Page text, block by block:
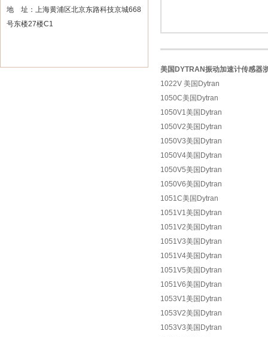
地 址：上海黄浦区北京东路科技京城668
号东楼27楼C1
美国DYTRAN振动加速计传感器
1022V 美国Dytran
1050C美国Dytran
1050V1美国Dytran
1050V2美国Dytran
1050V3美国Dytran
1050V4美国Dytran
1050V5美国Dytran
1050V6美国Dytran
1051C美国Dytran
1051V1美国Dytran
1051V2美国Dytran
1051V3美国Dytran
1051V4美国Dytran
1051V5美国Dytran
1051V6美国Dytran
1053V1美国Dytran
1053V2美国Dytran
1053V3美国Dytran